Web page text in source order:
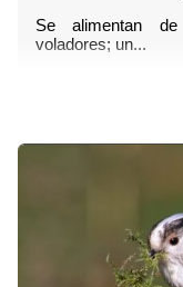
Se alimentan
voladores; un...